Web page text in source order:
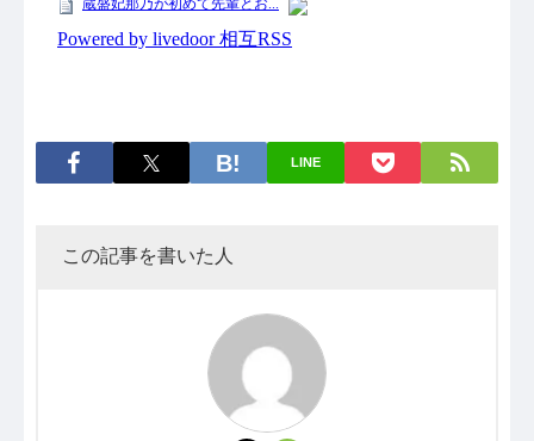
LINE
この記事を書いた人